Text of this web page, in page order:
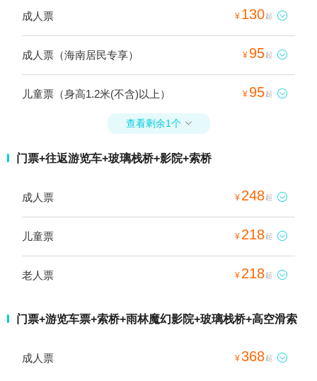
成人票 ¥ 130起 
成人票（海南居民专享） ¥ 95起 
儿童票（身高1.2米(不含)以上） ¥ 95起 
查看剩余1个 
门票+往返游览车+玻璃栈桥+影院+索桥
成人票 ¥ 248起 
儿童票 ¥ 218起 
老人票 ¥ 218起 
门票+游览车票+索桥+雨林魔幻影院+玻璃栈桥+高空滑索
成人票 ¥368起 